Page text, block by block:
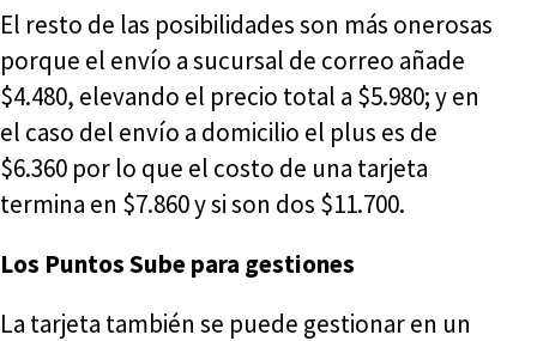
El resto de las posibilidades son más onerosas
porque el envío a sucursal de correo añade
$4.480, elevando el precio total a $5.980; y en
el caso del envío a domicilio el plus es de
$6.360 por lo que el costo de una tarjeta
termina en $7.860 y si son dos $11.700.
Los Puntos Sube para gestiones
La tarjeta también se puede gestionar en un